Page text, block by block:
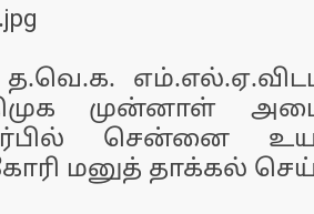
முன்னாள்
சென்னை
மனுத் தாக்கல்